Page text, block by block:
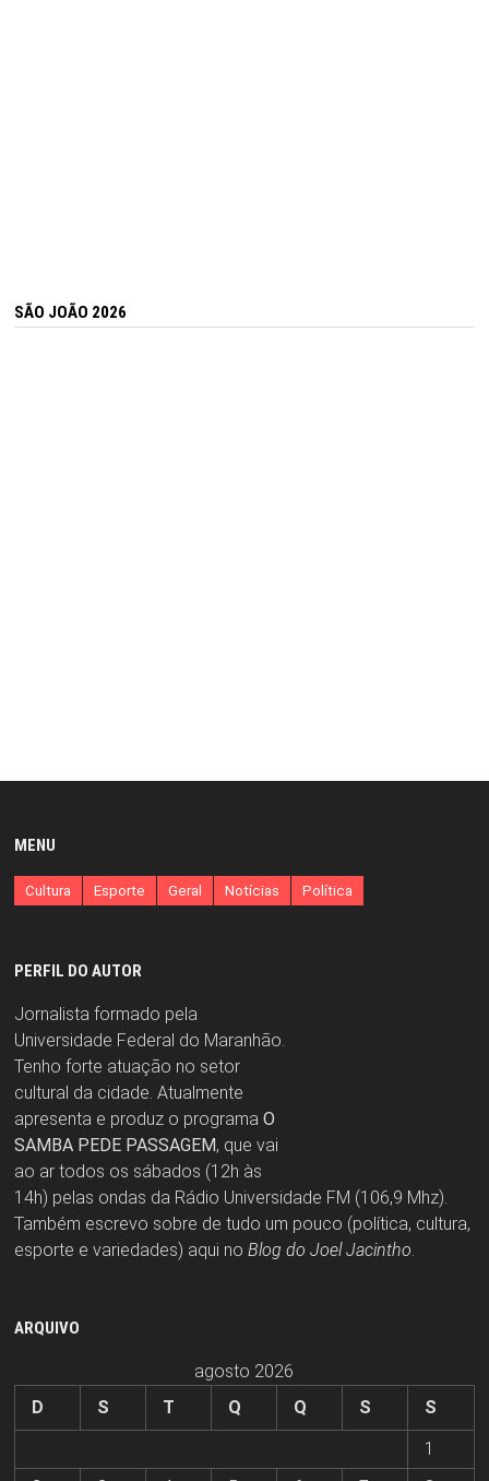
SÃO JOÃO 2026
MENU
Cultura Esporte Geral Notícias Política
PERFIL DO AUTOR
Jornalista formado pela
Universidade Federal do Maranhão.
Tenho forte atuação no setor
cultural da cidade. Atualmente
apresenta e produz o programa O
SAMBA PEDE PASSAGEM, que vai
ao ar todos os sábados (12h às
14h) pelas ondas da Rádio Universidade FM (106,9 Mhz).
Também escrevo sobre de tudo um pouco (política, cultura,
esporte e variedades) aqui no Blog do Joel Jacintho
ARQUIVO
agosto 2026
D
S T Q Q S
S
1